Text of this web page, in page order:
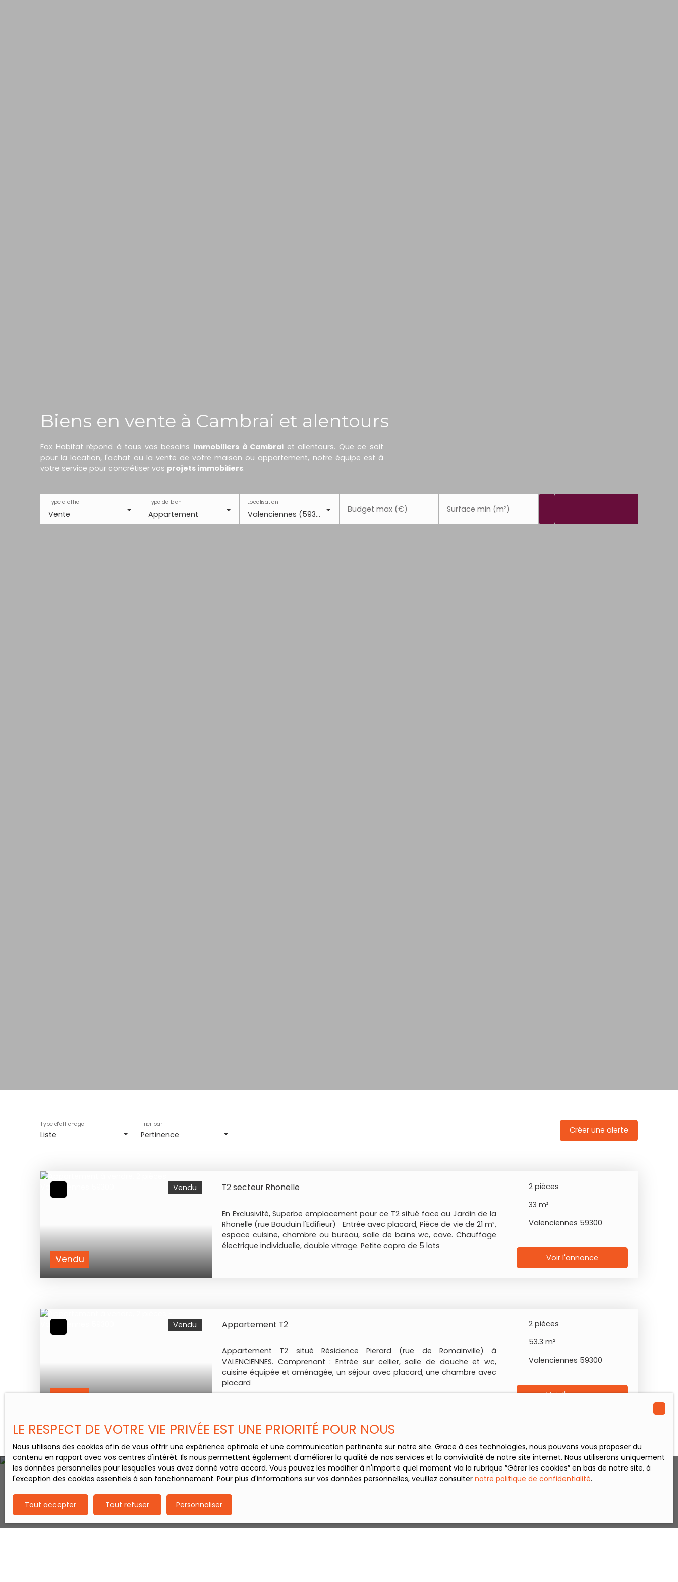
Biens en vente à Cambrai et alentours
Fox Habitat répond à tous vos besoins immobiliers à Cambrai et allentours. Que ce soit
pour la location, l'achat ou la vente de votre maison ou appartement, notre équipe est à
votre service pour concrétiser vos projets immobiliers.
Vente
Type d'offre
Appartement
Type de bien
Valenciennes (59300)
Localisation
Budget max (€) Surface min (m²)
Liste
Type d'affichage
Pertinence
Trier par
Créer une alerte
Vendu
Vendu T2 secteur Rhonelle
En Exclusivité, Superbe emplacement pour ce T2 situé face au Jardin de la
Rhonelle (rue Bauduin l'Edifieur) Entrée avec placard, Pièce de vie de 21 m²,
espace cuisine, chambre ou bureau, salle de bains wc, cave. Chauffage
électrique individuelle, double vitrage. Petite copro de 5 lots
2 pièces
33 m²
Valenciennes 59300
Voir l'annonce
Vendu
Vendu Appartement T2
Appartement T2 situé Résidence Pierard (rue de Romainville) à
VALENCIENNES. Comprenant : Entrée sur cellier, salle de douche et wc,
cuisine équipée et aménagée, un séjour avec placard, une chambre avec
placard
2 pièces
53.3 m²
Valenciennes 59300
Voir l'annonce
LE RESPECT DE VOTRE VIE PRIVÉE EST UNE PRIORITÉ POUR NOUS
Nous utilisons des cookies afin de vous offrir une expérience optimale et une communication pertinente sur notre site. Grace à ces technologies, nous pouvons vous proposer du
contenu en rapport avec vos centres d'intérêt. Ils nous permettent également d'améliorer la qualité de nos services et la convivialité de notre site internet. Nous utiliserons uniquement
les données personnelles pour lesquelles vous avez donné votre accord. Vous pouvez les modifier à n'importe quel moment via la rubrique ″Gérer les cookies″ en bas de notre site, à
l'exception des cookies essentiels à son fonctionnement. Pour plus d'informations sur vos données personnelles, veuillez consulter notre politique de confidentialité.
Tout accepter Tout refuser Personnaliser